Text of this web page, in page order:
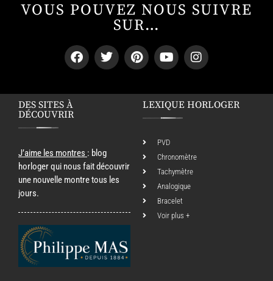
VOUS POUVEZ NOUS SUIVRE
SUR…
DES SITES À
DÉCOUVRIR
J’aime les montres : blog
horloger qui nous fait découvrir
une nouvelle montre tous les
jours.
LEXIQUE HORLOGER
PVD
Chronomètre
Tachymètre
Analogique
Bracelet
Voir plus +